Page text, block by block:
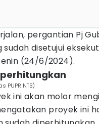
pergantian Pj
disetujui
(24/6/2024).
PUPR NTB)
ini akan molor
proyek ini